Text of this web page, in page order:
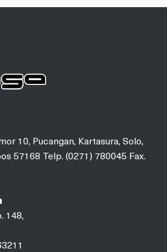
10, Pucangan, Kartasura, Solo,
57168 Telp. (0271) 780045 Fax.
148,